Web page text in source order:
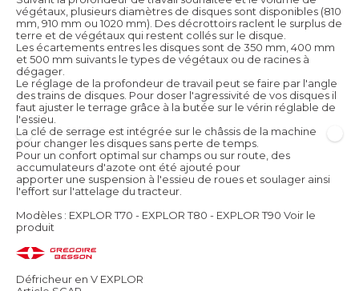
végétaux, plusieurs diamètres de disques sont disponibles (810
mm, 910 mm ou 1020 mm). Des décrottoirs raclent le surplus de
terre et de végétaux qui restent collés sur le disque.
Les écartements entres les disques sont de 350 mm, 400 mm
et 500 mm suivants le types de végétaux ou de racines à
dégager.
Le réglage de la profondeur de travail peut se faire par l'angle
des trains de disques. Pour doser l'agressivité de vos disques il
faut ajuster le terrage grâce à la butée sur le vérin réglable de
l'essieu.
La clé de serrage est intégrée sur le châssis de la machine
pour changer les disques sans perte de temps.
Pour un confort optimal sur champs ou sur route, des
accumulateurs d'azote ont été ajouté pour
apporter une suspension à l'essieu de roues et soulager ainsi
l'effort sur l'attelage du tracteur.
Modèles : EXPLOR T70 - EXPLOR T80 - EXPLOR T90 Voir le
produit
Défricheur en V EXPLOR